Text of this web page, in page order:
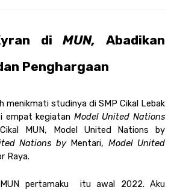
di MUN, Abadikan
Penghargaan
menikmati studinya di SMP Cikal Lebak
empat kegiatan Model United Nations
MUN, Model United Nations by
Nations by Mentari, Model United
Raya.
pertamaku  itu awal 2022. Aku